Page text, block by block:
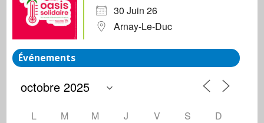
30 Juin 26
Arnay-Le-Duc
Événements
L M M J V S
D